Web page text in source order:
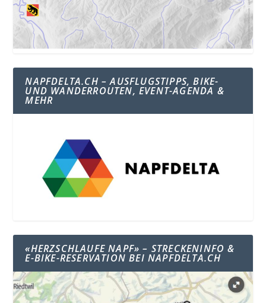
NAPFDELTA.CH – AUSFLUGSTIPPS, BIKE-
UND WANDERROUTEN, EVENT-AGENDA &
MEHR
«HERZSCHLAUFE NAPF» – STRECKENINFO &
E-BIKE-RESERVATION BEI NAPFDELTA.CH